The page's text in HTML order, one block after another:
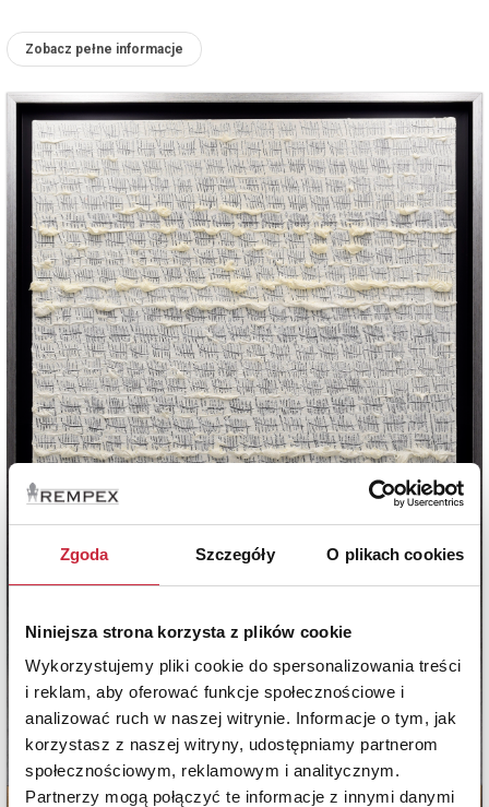
Zgoda Szczegóły O plikach cookies
Niniejsza strona korzysta z plików cookie
Wykorzystujemy pliki cookie do spersonalizowania treści
i reklam, aby oferować funkcje społecznościowe i
analizować ruch w naszej witrynie. Informacje o tym, jak
korzystasz z naszej witryny, udostępniamy partnerom
społecznościowym, reklamowym i analitycznym.
Partnerzy mogą połączyć te informacje z innymi danymi
Zobacz pełne informacje